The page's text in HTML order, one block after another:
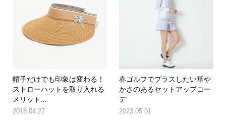
帽子だけでも印象は変わる！
ストローハットを取り入れる
メリット...
2018.04.27
春ゴルフでプラスしたい華や
かさのあるセットアップコー
デ
2023.05.01